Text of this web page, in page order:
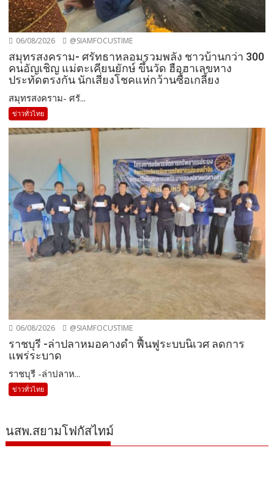
06/08/2026 @SIAMFOCUSTIME
สมุทรสงคราม- ศรัทธาหลอมรวมพลัง ชาวบ้านกว่า 300
คนอัญเชิญ แม่ตะเคียนยักษ์ ขึ้นวัด ฮือฮาเลขหาง
ประทัดตรงกัน นักเสี่ยงโชคแห่กว้านซื้อเกลี้ยง
สมุทรสงคราม- ศรั...
ข่าวทั่วไทย
06/08/2026 @SIAMFOCUSTIME
ราชบุรี -ล่าปลาหมอคางดำ ฟื้นฟูระบบนิเวศ ลดการ
แพร่ระบาด
ราชบุรี -ล่าปลาห...
ข่าวทั่วไทย
นสพ.สยามโฟกัสไทม์